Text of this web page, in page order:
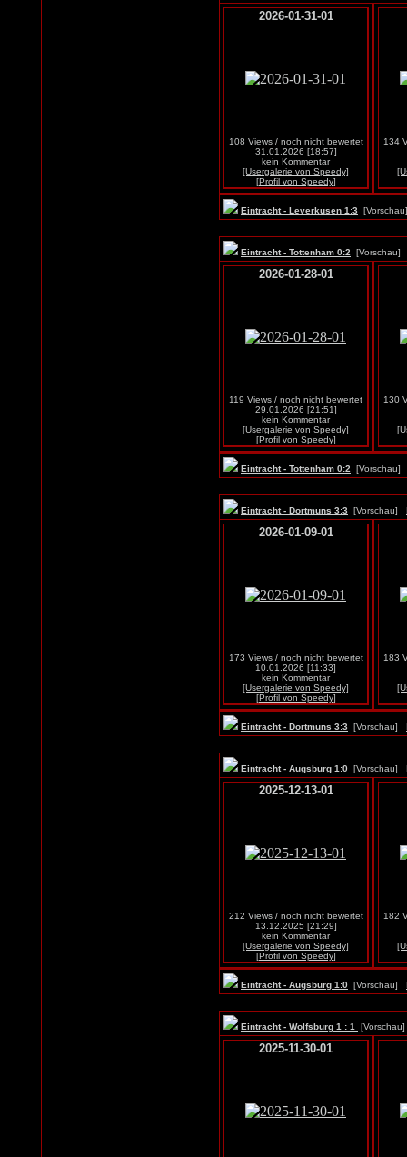
2026-01-31-01
108 Views / noch nicht bewertet
31.01.2026 [18:57]
kein Kommentar
[Usergalerie von Speedy]
[Profil von Speedy]
134
Eintracht - Leverkusen 1:3
Eintracht - Tottenham 0:2
2026-01-28-01
119 Views / noch nicht bewertet
29.01.2026 [21:51]
kein Kommentar
[Usergalerie von Speedy]
[Profil von Speedy]
130
Eintracht - Tottenham 0:2
Eintracht - Dortmuns 3:3 [Vorschau]
2026-01-09-01
173 Views / noch nicht bewertet
10.01.2026 [11:33]
kein Kommentar
[Usergalerie von Speedy]
[Profil von Speedy]
183
Eintracht - Dortmuns 3:3 [Vorschau]
Eintracht - Augsburg 1:0 [Vorschau]
2025-12-13-01
212 Views / noch nicht bewertet
13.12.2025 [21:29]
kein Kommentar
[Usergalerie von Speedy]
[Profil von Speedy]
182
Eintracht - Augsburg 1:0 [Vorschau]
Eintracht - Wolfsburg 1 : 1
2025-11-30-01